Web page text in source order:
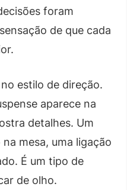
foram
de que cada
estilo de direção.
aparece na
detalhes. Um
mesa, uma ligação
É um tipo de
de olho.